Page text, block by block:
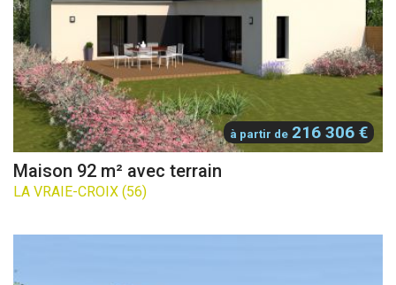
à partir de 216 306 €
Maison 92 m² avec terrain
LA VRAIE-CROIX (56)